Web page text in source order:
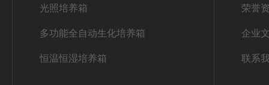
光照培养箱
多功能全自动生化培养箱
恒温恒湿培养箱
荣誉
企业
联系